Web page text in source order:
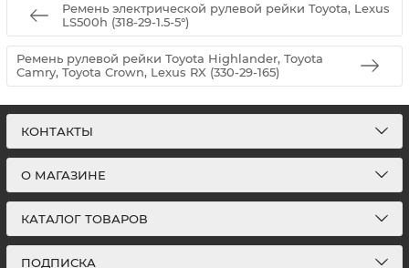
Ремень электрической рулевой рейки Toyota, Lexus
LS500h (318-29-1.5-5°)
Ремень рулевой рейки Toyota Highlander, Toyota
Camry, Toyota Crown, Lexus RX (330-29-165)
КОНТАКТЫ
О МАГАЗИНЕ
КАТАЛОГ ТОВАРОВ
ПОДПИСКА